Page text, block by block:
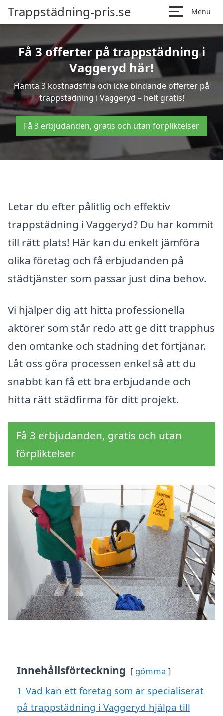
Trappstädning-pris.se Menu
Få 3 offerter på trappstädning i
Vaggeryd här!
Hämta 3 kostnadsfria och icke bindande offerter på
trappstädning i Vaggeryd – helt gratis!
Få 3 erbjudanden, gratis och utan förpliktelser
Letar du efter pålitlig och effektiv
trappstädning i Vaggeryd? Du har kommit
till rätt plats! Här kan du enkelt jämföra
olika företag och få erbjudanden på
städtjänster som passar just dina behov.
Vi hjälper dig att hitta professionella
aktörer som står redo att ge ditt trapphus
den omtanke och städning det förtjänar.
Låt oss göra processen enkel så att du
snabbt kan få ett bra erbjudande och
hitta rätt städfirma för ditt projekt.
Få 3 erbjudanden, gratis och utan
förpliktelser
Innehållsförteckning gömma
1 Vad kan ett företag som är specialiserat
på trappstädning i Vaggeryd hjälpa till